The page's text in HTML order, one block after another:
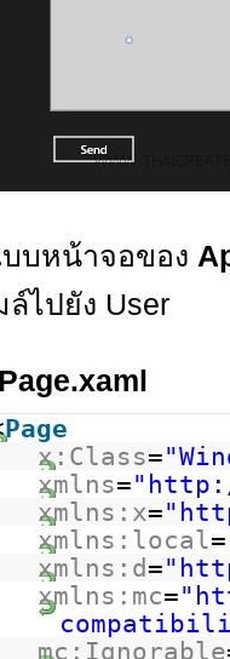
บหน้าจอของ
ล์ไปยัง User
Page
x:Class=
xmlns="
xmlns:x="
xmlns:local=
xmlns:d="
xmlns:mc="
mc:Ignorable